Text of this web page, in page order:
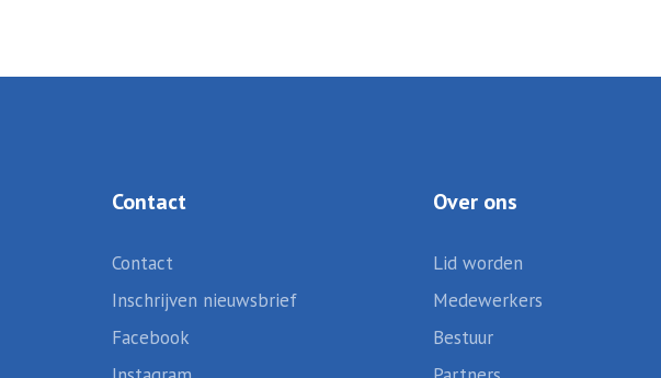
Contact
Contact
Inschrijven nieuwsbrief
Facebook
Over ons
Lid worden
Medewerkers
Bestuur